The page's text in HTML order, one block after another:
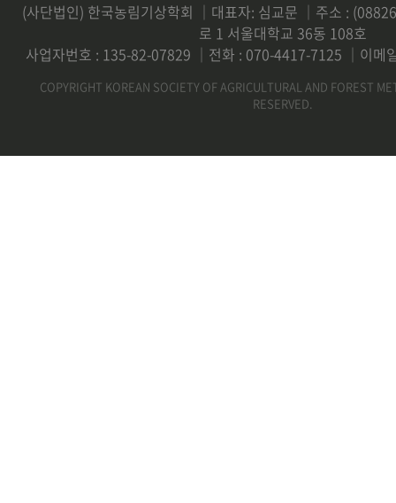
(사단법인) 한국농림기상학회 ｜대표자: 심교문 ｜주소 :
로 1 서울대학교 36동 108호
사업자번호 : 135-82-07829 ｜전화 : 070-4417-7125 ｜이
COPYRIGHT KOREAN SOCIETY OF AGRICULTURAL AND FOREST
RESERVED.